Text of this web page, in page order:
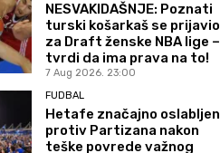
NESVAKIDAŠNJE: Poznati
turski košarkaš se prijavio
za Draft ženske NBA lige –
tvrdi da ima prava na to!
7 Aug 2026. 23:00
FUDBAL
Hetafe značajno oslabljen
protiv Partizana nakon
teške povrede važnog